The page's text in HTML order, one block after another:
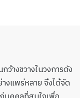
างขวางในวงการดัง
งแพร่หลาย จึงได้จัด